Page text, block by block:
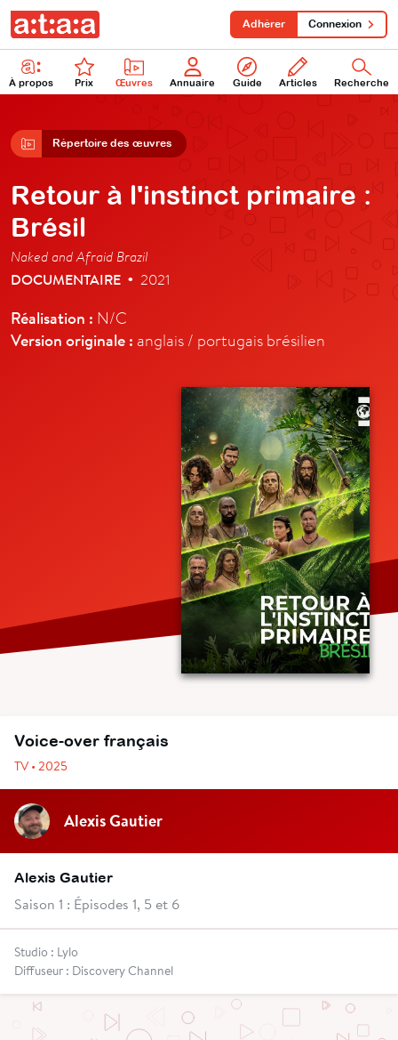
À propos Prix Œuvres Annuaire Guide Articles Recherche
Adhérer Connexion
Répertoire des œuvres
Retour à l'instinct primaire :
Brésil
Naked and Afraid Brazil
DOCUMENTAIRE • 2021
Réalisation : N/C
Version originale : anglais / portugais brésilien
Voice-over français
TV • 2025
Alexis Gautier
Alexis Gautier
Saison 1 : Épisodes 1, 5 et 6
Studio : Lylo
Diffuseur : Discovery Channel